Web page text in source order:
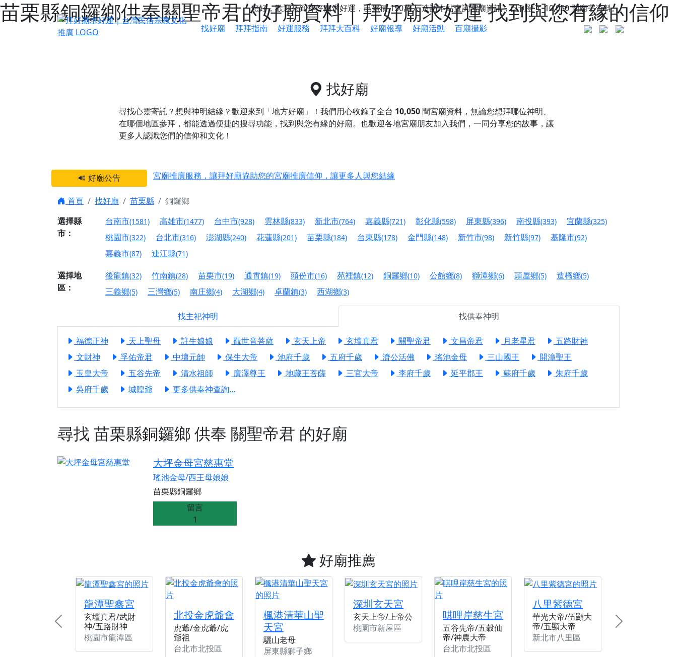
苗栗縣銅鑼鄉供奉關聖帝君的好廟資料｜拜好廟求好運 找到與您有緣的信仰
您好，歡迎來到拜好廟求好運，已累積150萬人造訪本站查詢宮廟資訊，已刊登了10,050間廟宇資料。
找好廟
拜拜指南 好運服務 拜拜大百科 好廟報導 好廟活動 百廟攝影
找好廟
尋找心靈寄託？想與神明結緣？歡迎來到「地方好廟」！我們用心收錄了全台 10,050 間宮廟資料，無論您想拜哪位神明、
在哪個地區參拜，都能透過便捷的搜尋功能，找到與您有緣的好廟。 也歡迎各地宮廟朋友加入我們，一同分享您的故事，讓
更多人認識您們的信仰和文化！
好廟公告
宮廟推廣服務，讓拜好廟協助您的宮廟推廣信仰，讓更多人與您結緣
之旅」！
【台北北投 唭哩岸慈生宮】慶讚中元普渡法會，誠摯邀請您一同參與，為自己與家人累積福德、祈求平安好運
【屏東縣獅子鄉 楓港清華山聖天宮】驪山母娘聖誕暨中元普渡大法會，誠邀十方善信大德，一同回到母娘慈悲座前，祈福納祥、慎
終追遠、廣植福田
【桃園市 桃園蓮華寺】盂蘭盆中元報恩法會，這場法會不只是超薦與普渡，更是一份對祖先的感恩、對親人的思念，也是為家人祈
願平安順遂的慈悲心意。
【桃園龜山 慈恩宮】丙午年梁皇寶懺法會，一念虔誠禮寶懺，一分懺悔植福田，誠邀十方善信大德共同參與。
【新北貢寮 南極玉明殿】中元普渡大法會，誠摯歡迎十方善信大德隨喜贊普，為祖先親眷祈求安息，也為自身與家人累積福德、種
下善緣。
是「超級加倍」！
【台北北投 福慶宮】慶讚中元普渡法會，誠摯邀請十方善信大德，一同回到北投土地公埔，祈願闔家平安、地方祥和、福運綿長。
【桃園龜山 慈恩宮】瑤池金母聖誕祝壽盛典，邀請十方善信大德蒞臨參香祝壽，同沐母娘慈光，共祈平安吉祥
【桃園龜山 慈恩宮】丙午年慶讚中元普渡法會，正是讓我們用善念與功德，迴向冥陽兩利、闔家平安的殊勝因緣。
【新北八里 紫德宮】丙午年中元普渡讚普超薦法會，普施眾生・慎終追遠・廣植福田
【台北北投金虎爺會】父親節陪爸爸一起闖關趣，邀請大小朋友一起留下珍貴的家庭回憶
【新北八里 紫德宮】父親節奉茶感恩活動，一杯茶，一份心意；一句感謝，一生難忘。
【桃園新屋 深圳玄天宮】農曆七月擴大犒軍科儀，吉祥月不只有普渡祈福，也有一份感謝守護的虔誠心意
【桃園新屋 深圳玄天宮】七娘媽聖誕祝壽慶典，誠摯邀請十方善信大德攜家帶眷前來參香，共同向七娘媽祝壽祈福
【桃園慈善宮(天公廟)】虎爺元帥 開光大典，祈求虎爺神威護持，庇佑闔家平安、財運亨通、事業順遂、百邪退散。
歡迎友廟長官、小編加入我們LINE官方帳號，讓我們協助您的廟宇推廣。
歡迎信眾分享您前往廟宇的參拜體驗，推廣您的信仰
首頁 找好廟 苗栗縣
銅鑼鄉
選擇縣
市：
台南市(1581) 高雄市(1477) 台中市(928) 雲林縣(833) 新北市(764) 嘉義縣(721) 彰化縣(598) 屏東縣(396) 南投縣(393) 宜蘭縣(325)
桃園市(322) 台北市(316) 澎湖縣(240) 花蓮縣(201) 苗栗縣(184) 台東縣(178) 金門縣(148) 新竹市(98) 新竹縣(97) 基隆市(92)
嘉義市(87) 連江縣(71)
選擇地
區：
後龍鎮(32) 竹南鎮(28) 苗栗市(19) 通霄鎮(19) 頭份市(16) 苑裡鎮(12) 銅鑼鄉(10) 公館鄉(8) 獅潭鄉(6) 頭屋鄉(5) 造橋鄉(5)
三義鄉(5) 三灣鄉(5) 南庄鄉(4) 大湖鄉(4) 卓蘭鎮(3) 西湖鄉(3)
找主祀神明 找供奉神明
福德正神 天上聖母 註生娘娘 觀世音菩薩 玄天上帝 玄壇真君 關聖帝君 文昌帝君 月老星君
五路財神
文財神
孚佑帝君 中壇元帥 保生大帝 池府千歲 五府千歲 濟公活佛 瑤池金母 三山國王
開漳聖王
玉皇大帝
五谷先帝 清水祖師 廣澤尊王 地藏王菩薩 三官大帝 李府千歲 延平郡王 蘇府千歲
朱府千歲
吳府千歲
城隍爺 更多供奉神查詢...
尋找 苗栗縣銅鑼鄉 供奉 關聖帝君 的好廟
大坪金母宮慈惠堂
瑤池金母/西王母娘娘
苗栗縣銅鑼鄉
留言
1
好廟推薦
龍潭聖鑫宮
玄壇真君/武財
神/五路財神
桃園市龍潭區
北投金虎爺會
虎爺/金虎爺/虎
爺祖
台北市北投區
楓港清華山聖
天宮
驪山老母
屏東縣獅子鄉
深圳玄天宮
玄天上帝/上帝公
桃園市新屋區
唭哩岸慈生宮
五谷先帝/五穀仙
帝/神農大帝
台北市北投區
八里紫德宮
華光大帝/伍顯大
帝/五顯大帝
新北市八里區
Previous Next